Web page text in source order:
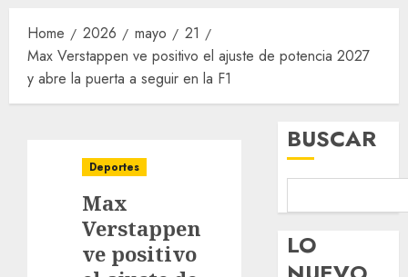
Home 2026 mayo
21
Max Verstappen ve positivo el ajuste de potencia 2027
y abre la puerta a seguir en la F1
Deportes
Max
Verstappen
ve positivo
BUSCAR
LO